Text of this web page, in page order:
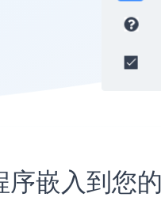
嵌入到您